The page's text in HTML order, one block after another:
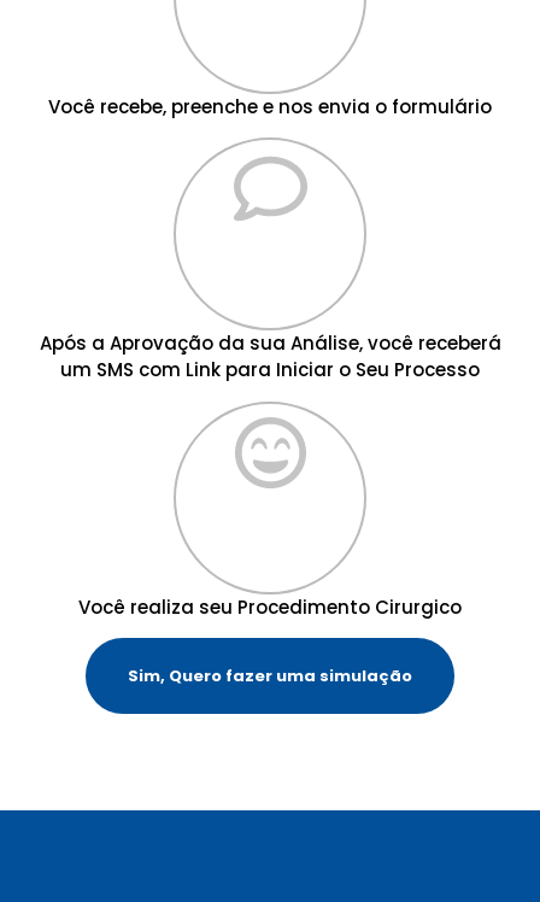
Você recebe, preenche e nos envia o formulário
Após a Aprovação da sua Análise, você receberá
um SMS com Link para Iniciar o Seu Processo
Você realiza seu Procedimento Cirurgico
Sim, Quero fazer uma simulação